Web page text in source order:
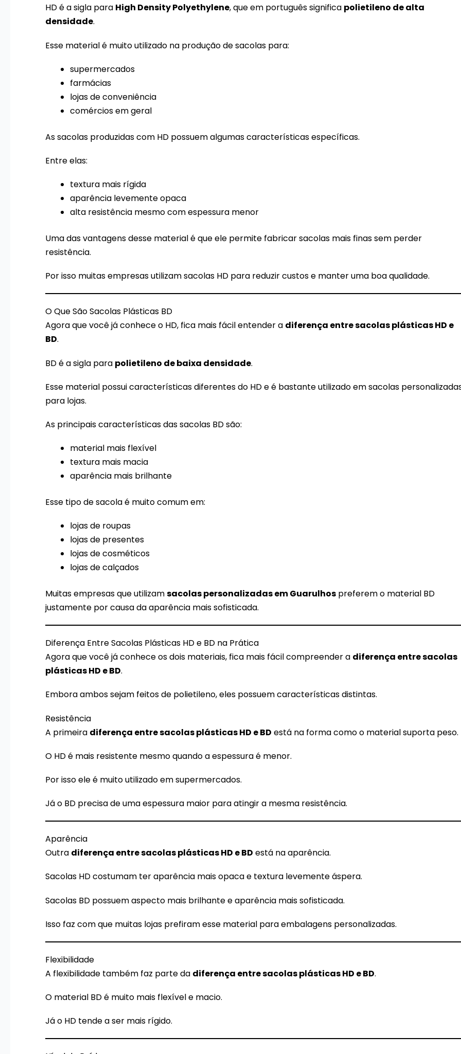
HD é a sigla para High Density Polyethylene, que em português significa polietileno de alta
densidade.
Esse material é muito utilizado na produção de sacolas para:
supermercados
farmácias
lojas de conveniência
comércios em geral
As sacolas produzidas com HD possuem algumas características específicas.
Entre elas:
textura mais rígida
aparência levemente opaca
alta resistência mesmo com espessura menor
Uma das vantagens desse material é que ele permite fabricar sacolas mais finas sem perder
resistência.
Por isso muitas empresas utilizam sacolas HD para reduzir custos e manter uma boa qualidade.
O Que São Sacolas Plásticas BD
Agora que você já conhece o HD, fica mais fácil entender a diferença entre sacolas plásticas HD e
BD.
BD é a sigla para polietileno de baixa densidade.
Esse material possui características diferentes do HD e é bastante utilizado em sacolas
para lojas.
As principais características das sacolas BD são:
material mais flexível
textura mais macia
aparência mais brilhante
Esse tipo de sacola é muito comum em:
lojas de roupas
lojas de presentes
lojas de cosméticos
lojas de calçados
Muitas empresas que utilizamsacolas personalizadas em Guarulhos preferem o material BD
justamente por causa da aparência mais sofisticada.
Diferença Entre Sacolas Plásticas HD e BD na Prática
Agora que você já conhece os dois materiais, fica mais fácil compreender a diferença entre sacolas
plásticas HD e BD.
Embora ambos sejam feitos de polietileno, eles possuem características distintas.
Resistência
A primeira diferença entre sacolas plásticas HD e BD está na forma como o material suporta peso.
O HD é mais resistente mesmo quando a espessura é menor.
Por isso ele é muito utilizado em supermercados.
Já o BD precisa de uma espessura maior para atingir a mesma resistência.
Aparência
Outra diferença entre sacolas plásticas HD e BD está na aparência.
Sacolas HD costumam ter aparência mais opaca e textura levemente áspera.
Sacolas BD possuem aspecto mais brilhante e aparência mais sofisticada.
Isso faz com que muitas lojas prefiram esse material para embalagens personalizadas.
Flexibilidade
A flexibilidade também faz parte da diferença entre sacolas plásticas HD e BD.
O material BD é muito mais flexível e macio.
Já o HD tende a ser mais rígido.